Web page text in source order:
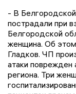
- В
пострадали при
Белгородской
женщина. Об
Гладков. ЧП
атаки поврежден
региона. Три